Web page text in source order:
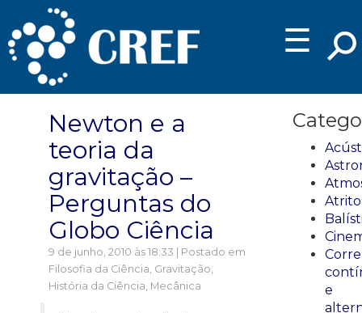
☰
Newton e a
teoria da
gravitação –
Perguntas do
Globo Ciência
9 de junho, 2010 às 18:33 | Postado em
Filosofia da Ciência, Gravitação,
História da Ciência, Mecânica
Atrito
e